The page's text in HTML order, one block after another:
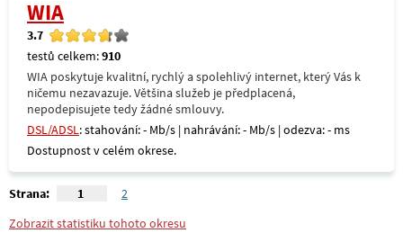
WIA
3.7
testů celkem:910
WIA poskytuje kvalitní, rychlý a spolehlivý internet, který Vás k
ničemu nezavazuje. Většina služeb je předplacená,
nepodepisujete tedy žádné smlouvy.
DSL/ADSL: stahování: - Mb/s | nahrávání: - Mb/s | odezva: - ms
Dostupnost v celém okrese.
Strana: 1
2
Zobrazit statistiku tohoto okresu